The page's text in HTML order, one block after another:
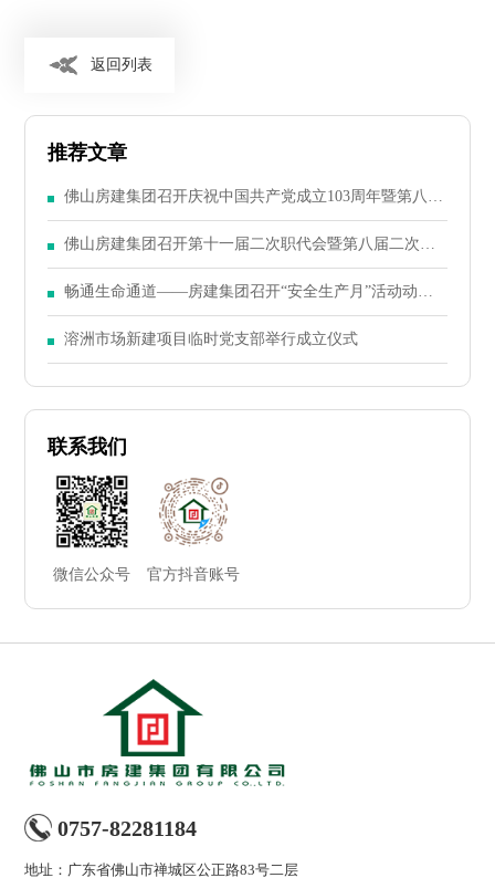
返回列表
推荐文章
佛山房建集团召开庆祝中国共产党成立103周年暨第八届
二次党员大会
佛山房建集团召开第十一届二次职代会暨第八届二次股
东大会
畅通生命通道——房建集团召开“安全生产月”活动动员
大会
溶洲市场新建项目临时党支部举行成立仪式
联系我们
微信公众号 官方抖音账号
0757-82281184
地址：广东省佛山市禅城区公正路83号二层